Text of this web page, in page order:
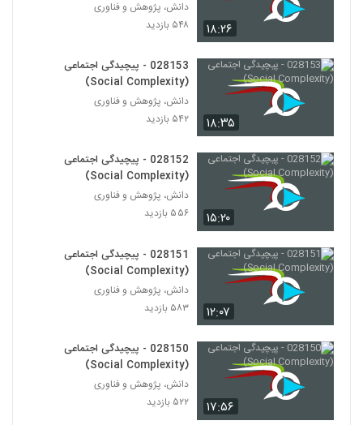
Complexity)
۴۷۰ بازدید
028162 - پیچیدگی سیاسی (Political
Complexity)
153
Complexity)
۴۶۹ بازدید
Complexity)
۵۶۱ بازدید
028165 - پیچیدگی سیاسی (Political
Complexity)
156
Complexity)
Complexity)
۴۵۳ بازدید
۱۸:۲۶
دانش، پژوهش و فناوری
۵۴۸ بازدید
۱۸:۳۵
028153 - پیچیدگی اجتماعی
(Social Complexity)
دانش، پژوهش و فناوری
۵۴۲ بازدید
۱۵:۲۰
028152 - پیچیدگی اجتماعی
(Social Complexity)
دانش، پژوهش و فناوری
۵۵۶ بازدید
۱۲:۰۷
028151 - پیچیدگی اجتماعی
(Social Complexity)
دانش، پژوهش و فناوری
۵۸۳ بازدید
۱۷:۵۶
028150 - پیچیدگی اجتماعی
(Social Complexity)
دانش، پژوهش و فناوری
۵۲۲ بازدید